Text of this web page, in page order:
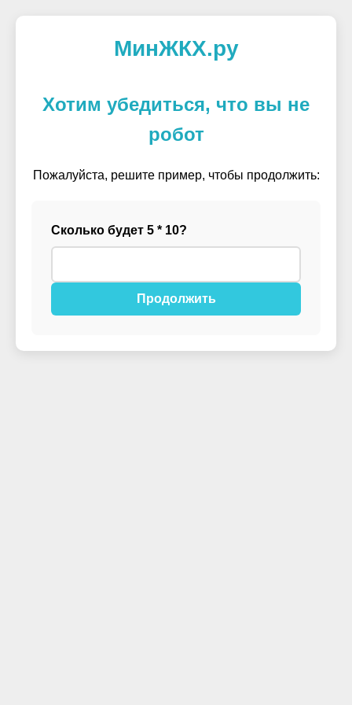
МинЖКХ.ру
Хотим убедиться, что вы не
робот
Пожалуйста, решите пример, чтобы продолжить:
Сколько будет 5 * 10?
Продолжить